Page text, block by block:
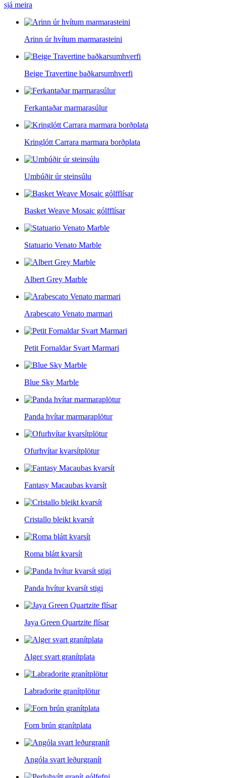
sjá meira
Arinn úr hvítum marmarasteini
Beige Travertine baðkarsumhverfi
Ferkantaðar marmarasúlur
Kringlótt Carrara marmara borðplata
Umbúðir úr steinsúlu
Basket Weave Mosaic gólfflísar
Statuario Venato Marble
Albert Grey Marble
Arabescato Venato marmari
Petit Fornaldar Svart Marmari
Blue Sky Marble
Panda hvítar marmaraplötur
Ofurhvítar kvarsítplötur
Fantasy Macaubas kvarsít
Cristallo bleikt kvarsít
Roma blátt kvarsít
Panda hvítur kvarsít stigi
Jaya Green Quartzite flísar
Alger svart granítplata
Labradorite granítplötur
Forn brún granítplata
Angóla svart leðurgranít